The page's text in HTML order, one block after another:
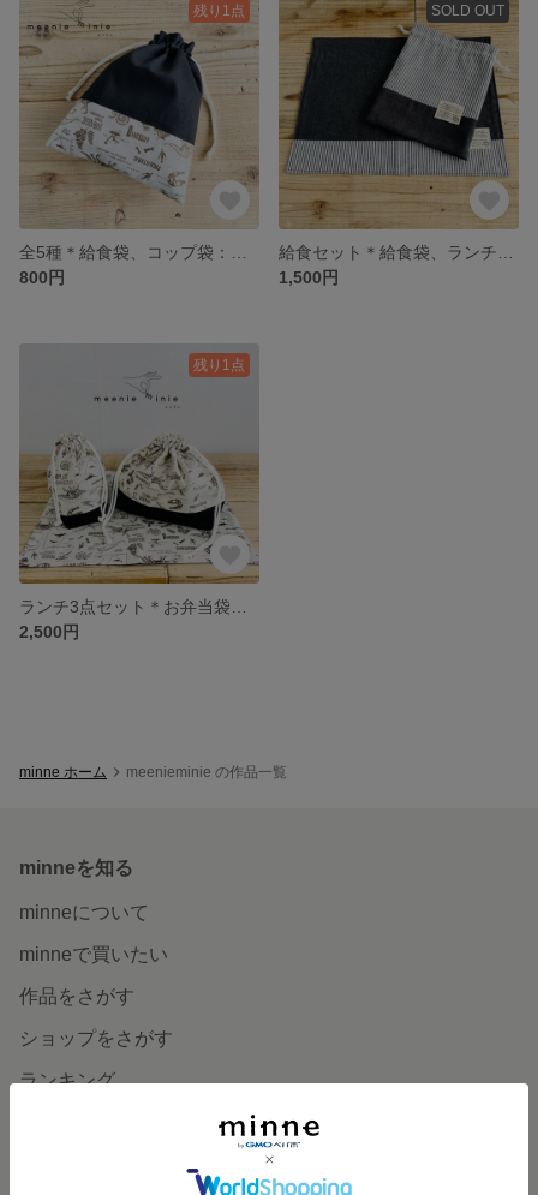
残り1点
800円
SOLD OUT
1,500円
残り1点
2,500円
minne ホーム meenieminie の作品一覧
minneを知る
minneについて
minneで買いたい
作品をさがす
ショップをさがす
ランキング